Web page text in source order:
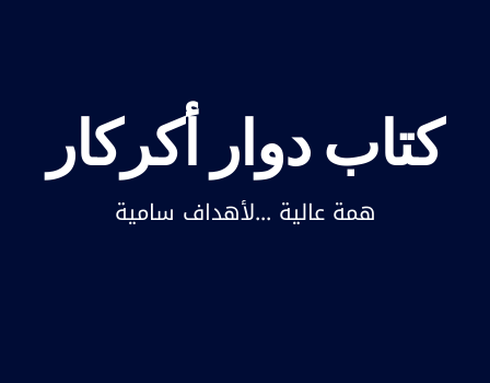
كتاب دوار أكركار
همة عالية ...لأهداف سامية